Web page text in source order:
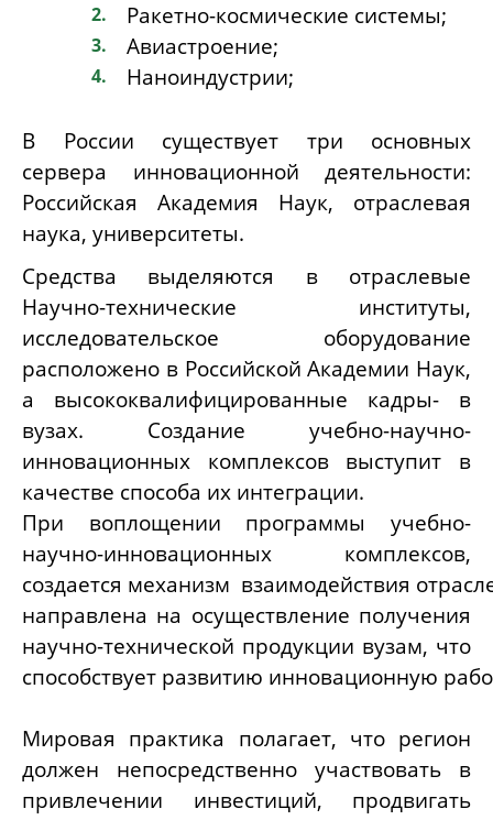
Ракетно-космические системы;
Авиастроение;
Наноиндустрии;
В России существует три основных
сервера инновационной деятельности:
Российская Академия Наук, отраслевая
наука, университеты.
Средства выделяются в отраслевые
Научно-технические институты,
исследовательское оборудование
расположено в Российской Академии Наук,
а высококвалифицированные кадры- в
вузах. Создание учебно-научно-
инновационных комплексов выступит в
качестве способа их интеграции.
При воплощении программы учебно-
научно-инновационных комплексов,
создается механизм взаимодействия
направлена на осуществление получения
научно-технической продукции вузам, что
способствует развитию инновационную
Мировая практика полагает, что регион
должен непосредственно участвовать в
привлечении инвестиций, продвигать